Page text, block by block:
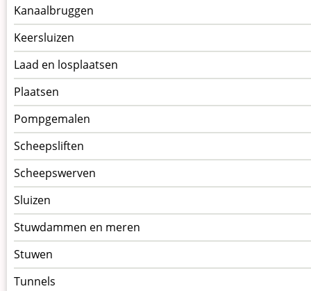
Kanaalbruggen
Keersluizen
Laad en losplaatsen
Plaatsen
Pompgemalen
Scheepsliften
Scheepswerven
Sluizen
Stuwdammen en meren
Stuwen
Tunnels